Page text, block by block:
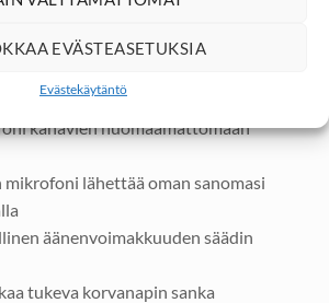
EVÄSTEASETUKSIA
Evästekäytäntö
PMR446
kanavien huomaamattomaan
lähettää oman sanomasi
äänenvoimakkuuden säädin
tukeva korvanapin sanka